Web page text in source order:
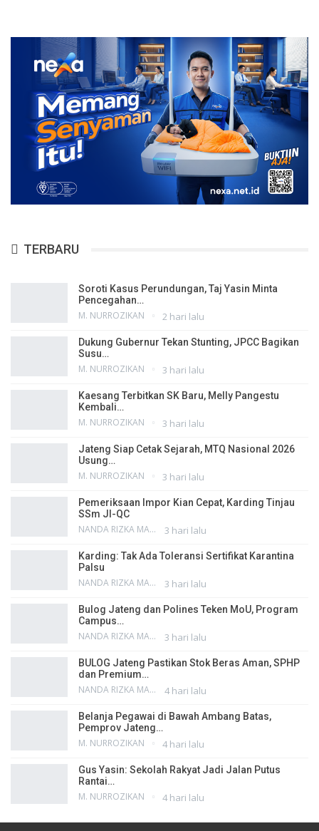
TERBARU
Soroti Kasus Perundungan, Taj Yasin Minta
Pencegahan…
M. NURROZIKAN 2 hari lalu
Dukung Gubernur Tekan Stunting, JPCC Bagikan
Susu…
M. NURROZIKAN 3 hari lalu
Kaesang Terbitkan SK Baru, Melly Pangestu
Kembali…
M. NURROZIKAN 3 hari lalu
Jateng Siap Cetak Sejarah, MTQ Nasional 2026
Usung…
M. NURROZIKAN 3 hari lalu
Pemeriksaan Impor Kian Cepat, Karding Tinjau
SSm JI-QC
NANDA RIZKA MAHENDRA 3 hari lalu
Karding: Tak Ada Toleransi Sertifikat Karantina
Palsu
NANDA RIZKA MAHENDRA 3 hari lalu
Bulog Jateng dan Polines Teken MoU, Program
Campus…
NANDA RIZKA MAHENDRA 3 hari lalu
BULOG Jateng Pastikan Stok Beras Aman, SPHP
dan Premium…
NANDA RIZKA MAHENDRA 4 hari lalu
Belanja Pegawai di Bawah Ambang Batas,
Pemprov Jateng…
M. NURROZIKAN 4 hari lalu
Gus Yasin: Sekolah Rakyat Jadi Jalan Putus
Rantai…
M. NURROZIKAN 4 hari lalu